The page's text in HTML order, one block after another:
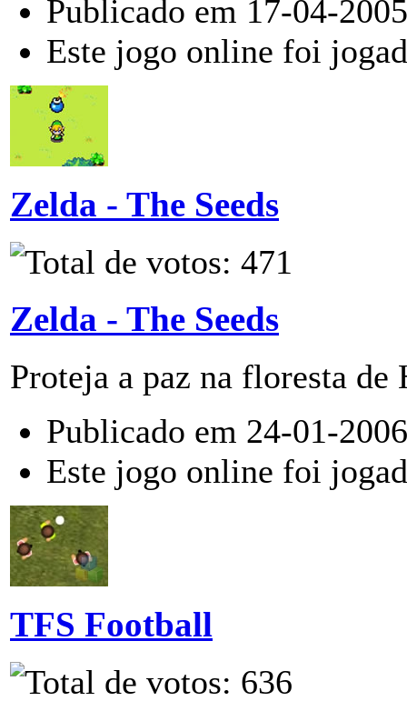
Publicado em 17-04-
Este jogo online foi
Zelda - The Seeds
Zelda - The Seeds
Proteja a paz na floresta de
Publicado em 24-01-
Este jogo online foi
TFS Football